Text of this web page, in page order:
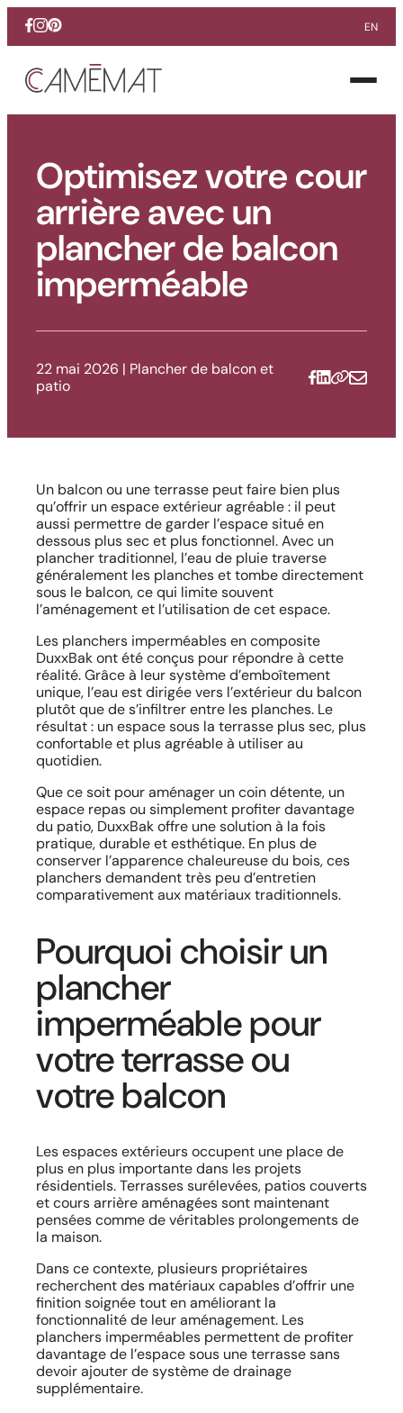
Facebook
Instagram
Pinterest EN
Ouvrir
Optimisez votre cour
arrière avec un
plancher de balcon
imperméable
22 mai 2026 | Plancher de balcon et
patio
Un balcon ou une terrasse peut faire bien plus
qu’offrir un espace extérieur agréable : il peut
aussi permettre de garder l’espace situé en
dessous plus sec et plus fonctionnel. Avec un
plancher traditionnel, l’eau de pluie traverse
généralement les planches et tombe directement
sous le balcon, ce qui limite souvent
l’aménagement et l’utilisation de cet espace.
Les planchers imperméables en composite
DuxxBak ont été conçus pour répondre à cette
réalité. Grâce à leur système d’emboîtement
unique, l’eau est dirigée vers l’extérieur du balcon
plutôt que de s’infiltrer entre les planches. Le
résultat : un espace sous la terrasse plus sec, plus
confortable et plus agréable à utiliser au
quotidien.
Que ce soit pour aménager un coin détente, un
espace repas ou simplement profiter davantage
du patio, DuxxBak offre une solution à la fois
pratique, durable et esthétique. En plus de
conserver l’apparence chaleureuse du bois, ces
planchers demandent très peu d’entretien
comparativement aux matériaux traditionnels.
Pourquoi choisir un
plancher
imperméable pour
votre terrasse ou
votre balcon
Les espaces extérieurs occupent une place de
plus en plus importante dans les projets
résidentiels. Terrasses surélevées, patios couverts
et cours arrière aménagées sont maintenant
pensées comme de véritables prolongements de
la maison.
Dans ce contexte, plusieurs propriétaires
recherchent des matériaux capables d’offrir une
finition soignée tout en améliorant la
fonctionnalité de leur aménagement. Les
planchers imperméables permettent de profiter
davantage de l’espace sous une terrasse sans
devoir ajouter de système de drainage
supplémentaire.